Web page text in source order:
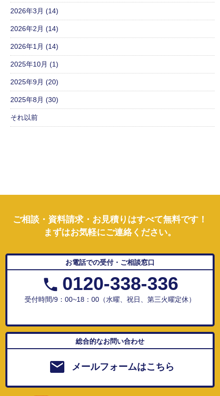
2026年3月 (14)
2026年2月 (14)
2026年1月 (14)
2025年10月 (1)
2025年9月 (20)
2025年8月 (30)
それ以前
ご相談・資料請求・お見積りはすべて無料です！
まずはお気軽にご連絡ください。
お電話での受付・ご相談窓口
0120-338-336
受付時間/9：00~18：00（水曜、祝日、第三火曜定休）
総合的なお問い合わせ
メールフォームはこちら